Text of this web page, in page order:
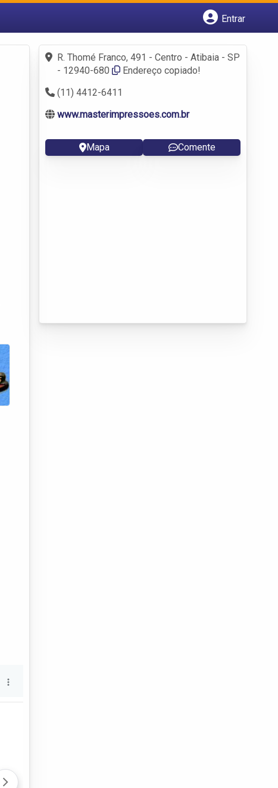
Entrar
Fazer login
Criar conta
R. Thomé Franco, 491 - Centro - Atibaia - SP
- 12940-680
Endereço copiado!
(11) 4412-6411
www.masterimpressoes.com.br
Mapa Comente